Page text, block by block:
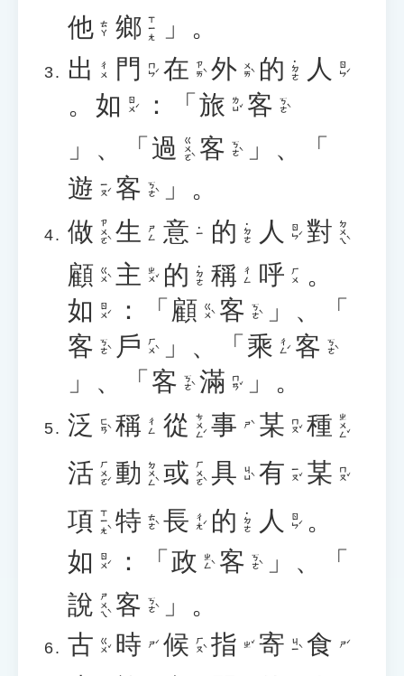
他 ㄊㄚ 鄉 ㄒㄧㄤ
」。
出
ㄔㄨ 門 ㄇㄣˊ 在 ㄗㄞˋ 外 ㄨㄞˋ 的 ˙ㄉㄜ 人 ㄖㄣˊ
。 如 ㄖㄨˊ ：「 旅 ㄌㄩˇ 客 ㄎㄜˋ
」、「 過 ㄍㄨㄛˋ 客 ㄎㄜˋ
」、「
遊 ㄧㄡˊ 客 ㄎㄜˋ
」。
做 ㄗㄨㄛˋ 生 ㄕㄥ 意 ˙ㄧ 的 ˙ㄉㄜ 人 ㄖㄣˊ 對 ㄉㄨㄟˋ
顧 ㄍㄨˋ 主 ㄓㄨˇ 的 ˙ㄉㄜ 稱 ㄔㄥ 呼 ㄏㄨ
。
如 ㄖㄨˊ ：「 顧 ㄍㄨˋ 客 ㄎㄜˋ
」、「
客 ㄎㄜˋ 戶 ㄏㄨˋ 」、「 乘 ㄔㄥˊ 客 ㄎㄜˋ
」、「 客 ㄎㄜˋ 滿 ㄇㄢˇ
」。
泛 ㄈㄢˋ 稱 ㄔㄥ 從 ㄘㄨㄥˊ 事 ㄕˋ 某 ㄇㄡˇ 種 ㄓㄨㄥˇ
活 ㄏㄨㄛˊ 動 ㄉㄨㄥˋ 或 ㄏㄨㄛˋ 具 ㄐㄩˋ 有 ㄧㄡˇ 某 ㄇㄡˇ
項 ㄒㄧㄤˋ 特 ㄊㄜˋ 長 ㄔㄤˊ 的 ˙ㄉㄜ 人 ㄖㄣˊ 。
如 ㄖㄨˊ ：「 政 ㄓㄥˋ 客 ㄎㄜˋ
」、「
說 ㄕㄨㄟˋ 客 ㄎㄜˋ
」。
古 ㄍㄨˇ 時 ㄕˊ 候 ㄏㄡˋ 指 ㄓˇ 寄 ㄐㄧˋ 食 ㄕˊ